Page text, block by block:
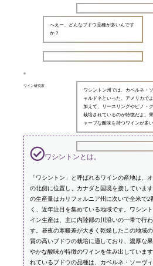
へえー、どんなブドウ品種が多いんです
か？
ワイン研究家
ワシントン州では、カベルネ・
ャルドネといった、アメリカで
加えて、リースリングやピノ・
栽培されているのが特徴だよ。
ャープな酸味を持つワインが多い
ワシントンとは。
「ワシントン」と呼ばれるワインの産地は、
の北側に位置し、カナダと国境を接していま
の生産量はカリフォルニア州に次いで全米で2
く、近年注目を集めている地域です。ワシン
イン生産は、主に内陸部の川沿いの一帯で行
す。昼夜の寒暖差が大きく乾燥したこの地域の
質の高いブドウの栽培に適しており、濃厚な
やかな酸味が特徴のワインを生み出していま
れているブドウの品種は、カベルネ・ソーヴィ